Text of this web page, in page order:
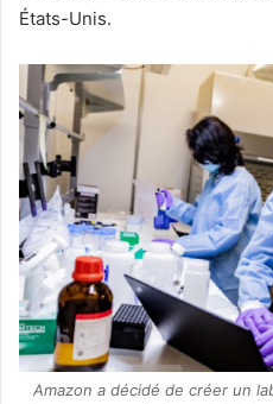
États-Unis.
Amazon a décidé de créer un